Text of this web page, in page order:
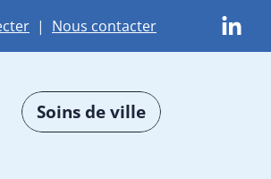
| Nous contacter
Soins de ville